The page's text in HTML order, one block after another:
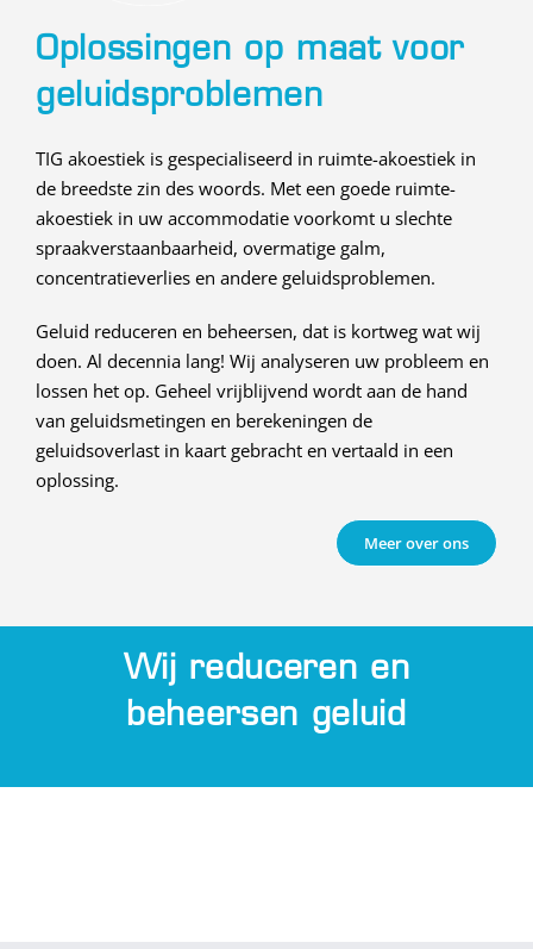
Oplossingen op maat voor
geluidsproblemen
TIG akoestiek is gespecialiseerd in ruimte-akoestiek in
de breedste zin des woords. Met een goede ruimte-
akoestiek in uw accommodatie voorkomt u slechte
spraakverstaanbaarheid, overmatige galm,
concentratieverlies en andere geluidsproblemen.
Geluid reduceren en beheersen, dat is kortweg wat wij
doen. Al decennia lang! Wij analyseren uw probleem en
lossen het op. Geheel vrijblijvend wordt aan de hand
van geluidsmetingen en berekeningen de
geluidsoverlast in kaart gebracht en vertaald in een
oplossing.
Meer over ons
Wij reduceren en
beheersen geluid